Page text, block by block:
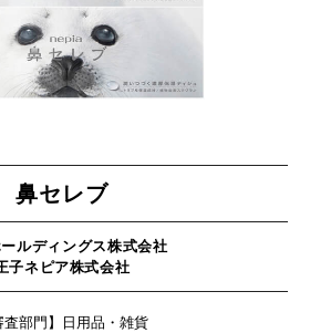
鼻セレブ
ルディングス株式会社
子ネピア株式会社
査部門】日用品・雑貨